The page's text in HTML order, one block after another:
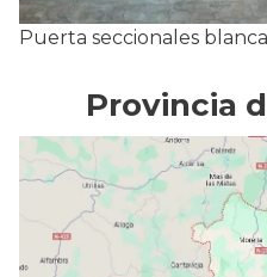
Puerta seccionales
Provincia